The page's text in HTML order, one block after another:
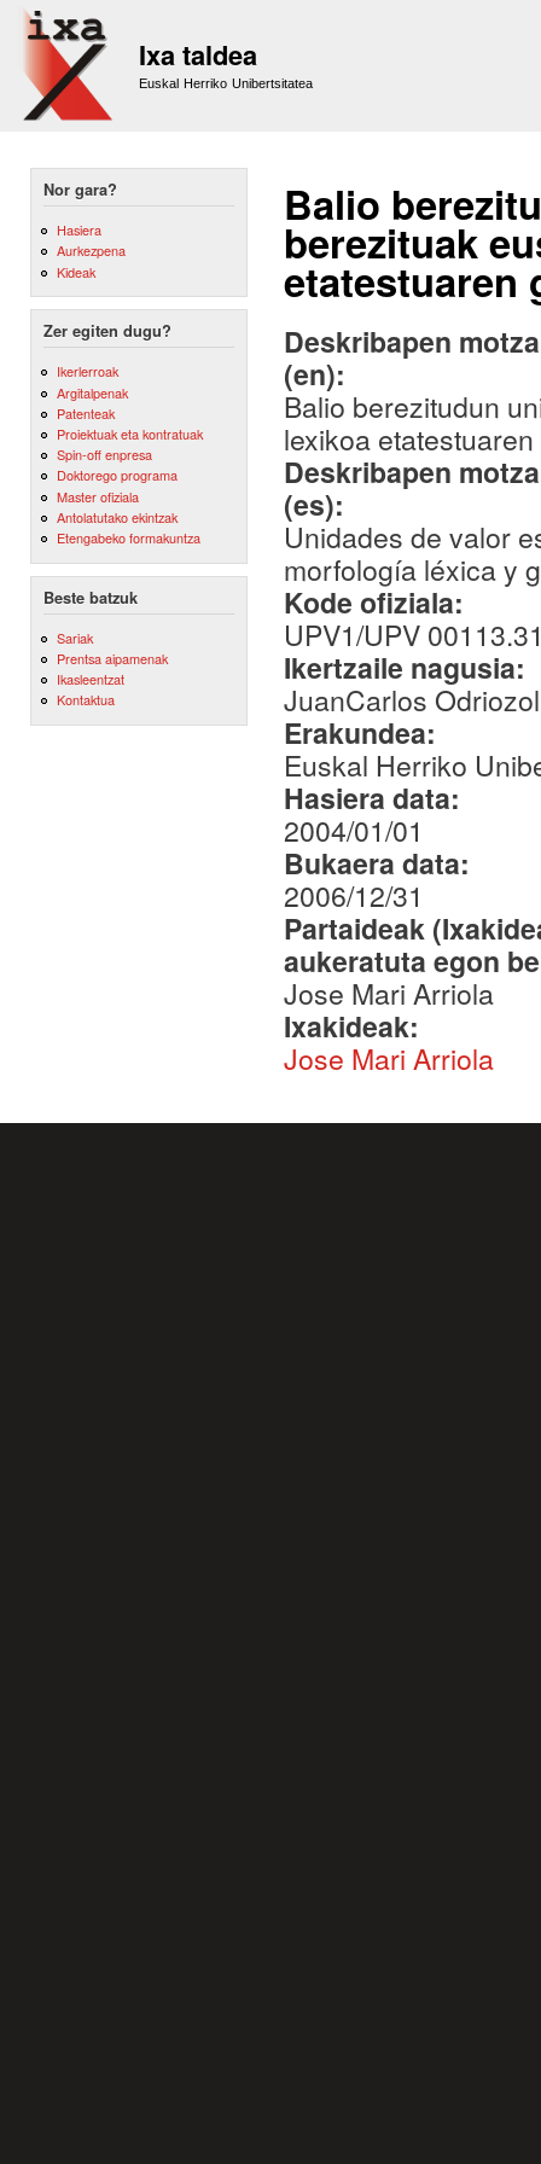
Ixa taldea
Euskal Herriko Unibertsitatea
Nor gara?
Hasiera
Aurkezpena
Kideak
Zer egiten dugu?
Ikerlerroak
Argitalpenak
Patenteak
Proiektuak eta kontratuak
Spin-off enpresa
Doktorego programa
Master ofiziala
Antolatutako ekintzak
Etengabeko formakuntza
Beste batzuk
Sariak
Prentsa aipamenak
Ikasleentzat
Kontaktua
Balio
berezituak
etatestuaren
Deskribapen
(en):
Balio berezitudun
lexikoa
Deskribapen
(es):
Unidades de valor
morfología léxica y
Kode ofiziala:
UPV1/UPV
Ikertzaile nagusia:
JuanCarlos
Erakundea:
Euskal Herriko
Hasiera data:
2004/01/01
Bukaera data:
2006/12/31
Partaideak
aukeratuta egon
Jose Mari Arriola
Ixakideak:
Jose Mari Arriola